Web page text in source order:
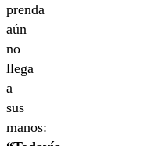
prenda
aún
no
llega
a
sus
manos: